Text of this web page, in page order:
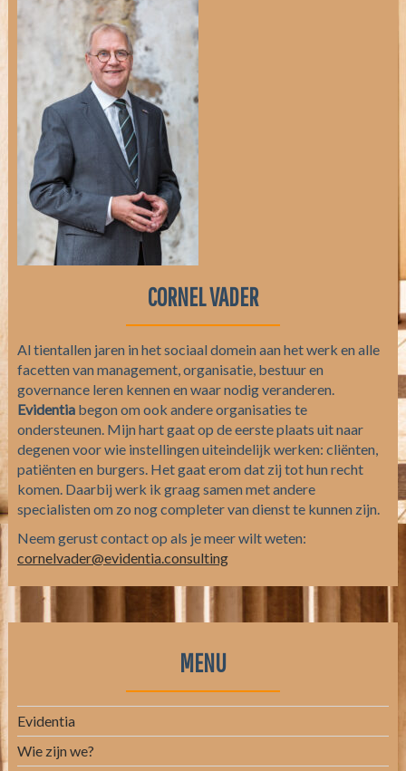
CORNEL VADER
Al tientallen jaren in het sociaal domein aan het werk en alle
facetten van management, organisatie, bestuur en
governance leren kennen en waar nodig veranderen.
Evidentiabegon om ook andere organisaties te
ondersteunen. Mijn hart gaat op de eerste plaats uit naar
degenen voor wie instellingen uiteindelijk werken: cliënten,
patiënten en burgers. Het gaat erom dat zij tot hun recht
komen. Daarbij werk ik graag samen met andere
specialisten om zo nog completer van dienst te kunnen zijn.
Neem gerust contact op als je meer wilt weten:
cornelvader@evidentia.consulting
MENU
Evidentia
Wie zijn we?